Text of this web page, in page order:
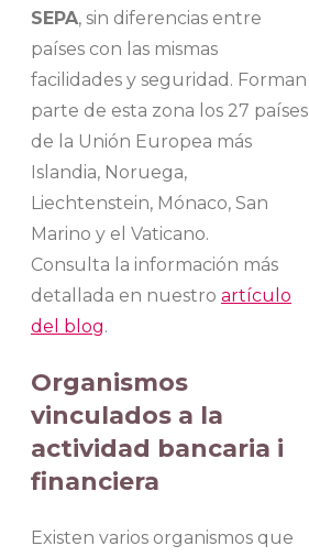
SEPA, sin diferencias entre
países con las mismas
facilidades y seguridad. Forman
parte de esta zona los 27 países
de la Unión Europea más
Islandia, Noruega,
Liechtenstein, Mónaco, San
Marino y el Vaticano.
Consulta la información más
detallada en nuestro artículo
del blog.
Organismos
vinculados a la
actividad bancaria i
financiera
Existen varios organismos que